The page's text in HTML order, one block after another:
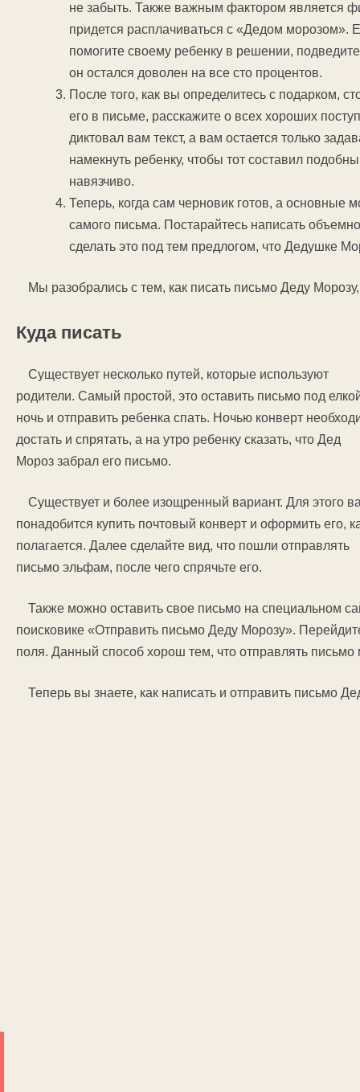
не забыть. Также важным фактором является
придется расплачиваться с «Дедом морозом».
помогите своему ребенку в решении,
он остался доволен на все сто процентов.
После того, как вы определитесь с подарком,
его в письме, расскажите о всех хороших
диктовал вам текст, а вам остается только
намекнуть ребенку, чтобы тот составил
навязчиво.
Теперь, когда сам черновик готов, а
самого письма. Постарайтесь написать
сделать это под тем предлогом, что Дедушке
Мы разобрались с тем, как писать письмо Деду
Куда писать
Существует несколько путей, которые используют
родители. Самый простой, это оставить письмо под
ночь и отправить ребенка спать. Ночью конверт
достать и спрятать, а на утро ребенку сказать, что Дед
Мороз забрал его письмо.
Существует и более изощренный вариант. Для этого
понадобится купить почтовый конверт и оформить его,
полагается. Далее сделайте вид, что пошли отправлять
письмо эльфам, после чего спрячьте его.
Также можно оставить свое письмо на специальном
поисковике «Отправить письмо Деду Морозу».
поля. Данный способ хорош тем, что отправлять
Теперь вы знаете, как написать и отправить письмо